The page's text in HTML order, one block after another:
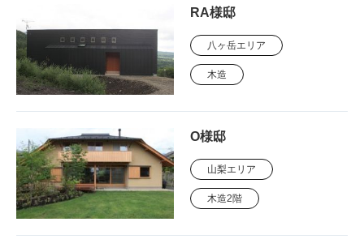
RA様邸
八ヶ岳エリア
木造
O様邸
山梨エリア
木造2階